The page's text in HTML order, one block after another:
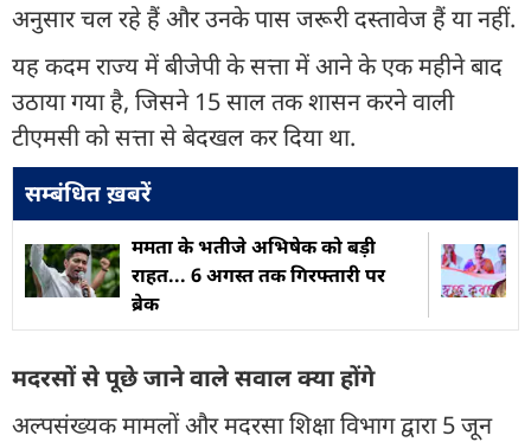
अनुसार चल रहे हैं और उनके पास जरूरी दस्तावेज हैं या नहीं.
यह कदम राज्य में बीजेपी के सत्ता में आने के एक महीने बाद
उठाया गया है, जिसने 15 साल तक शासन करने वाली
टीएमसी को सत्ता से बेदखल कर दिया था.
सम्बंधित ख़बरें
ममता के भतीजे अभिषेक को बड़ी
राहत... 6 अगस्त तक गिरफ्तारी पर
ब्रेक
मदरसों से पूछे जाने वाले सवाल क्या होंगे
अल्पसंख्यक मामलों और मदरसा शिक्षा विभाग द्वारा 5 जून